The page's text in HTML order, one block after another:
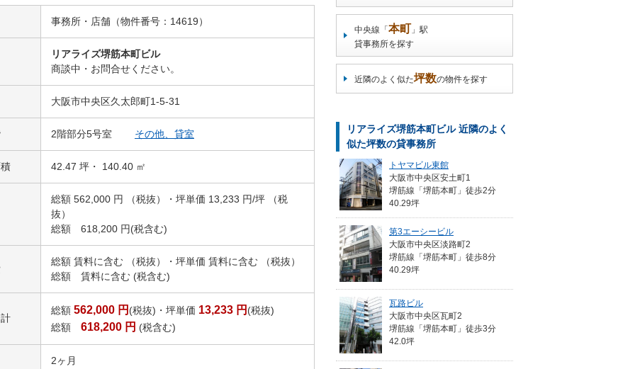
事務所・店舗（物件番号：14619）
リアライズ堺筋本町ビル
商談中・お問合せください。
大阪市中央区久太郎町1-5-31
2階部分5号室 その他、貸室
42.47 坪・ 140.40 ㎡
総額 562,000 円 （税抜）・坪単価 13,233 円/坪 （税
抜）
総額 618,200 円(税含む)
総額 賃料に含む （税抜）・坪単価 賃料に含む （税抜）
総額 賃料に含む (税含む)
総額 562,000 円 (税抜)・坪単価 13,233 円 (税抜)
総額 618,200 円 (税含む)
2ヶ月
中央線「 本町 」駅
貸事務所を探す
近隣のよく似た坪数の物件を探す
リアライズ堺筋本町ビル 近隣のよく
似た坪数の貸事務所
トヤマビル東館
大阪市中央区安土町1
堺筋線「堺筋本町」徒歩2分
40.29坪
第3エーシービル
大阪市中央区淡路町2
堺筋線「堺筋本町」徒歩8分
40.29坪
瓦路ビル
大阪市中央区瓦町2
堺筋線「堺筋本町」徒歩3分
42.0坪